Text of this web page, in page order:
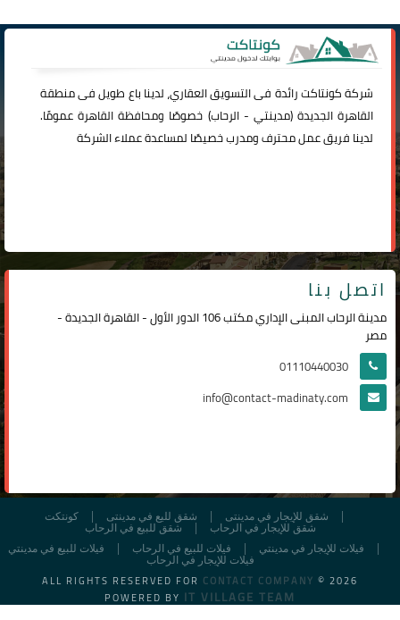
شركةكونتاكترائدة فى التسويق العقاري، لدينا باع طويل فى منطقة
القاهرة الجديدة (مدينتي -الرحاب) خصوصًا ومحافظة القاهرة عمومًا.
لدينا فريق عمل محترف ومدرب خصيصًا لمساعدة عملاء الشركة
اتصل بنا
مدينة الرحاب المبنى الإداري مكتب 106 الدور الأول - القاهرة الجديدة -
مصر
01110440030
info@contact-madinaty.com
كونتكت شقق لليع في مدينتى
شقق للإيجار في مدينتى
شقق للبيع في الرحاب
شقق للإيجار في الرحاب
فيلات للبيع في مدينتي
فيلات للبيع في الرحاب
فيلات للإيجار في مدينتي
فيلات للإيجار في الرحاب
ALL RIGHTS RESERVED FOR CONTACT COMPANY © 2026
POWERED BY IT VILLAGE TEAM